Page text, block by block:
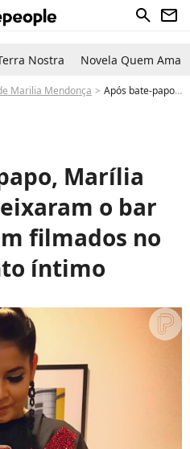
search newsletter
Nostra Novela Quem Ama
Marilia Mendonça Após bate-papo, Marília Mendonça deixaram o bar juntos e foram filmados no momento íntimo - Foto
Marília
o bar
filmados no
íntimo